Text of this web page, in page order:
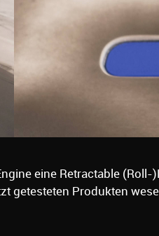
eine Retractable (Roll-
getesteten Produkten